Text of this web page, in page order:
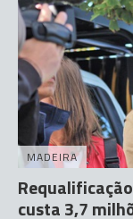
MADEIRA
custa 3,7